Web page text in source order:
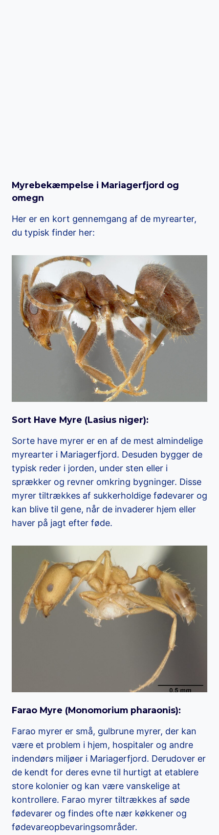
Myrebekæmpelse i Mariagerfjord og
omegn
Her er en kort gennemgang af de myrearter,
du typisk finder her:
Sort Have Myre (Lasius niger):
Sorte have myrer er en af de mest almindelige
myrearter i Mariagerfjord. Desuden bygger de
typisk reder i jorden, under sten eller i
sprækker og revner omkring bygninger. Disse
myrer tiltrækkes af sukkerholdige fødevarer og
kan blive til gene, når de invaderer hjem eller
haver på jagt efter føde.
Farao Myre (Monomorium pharaonis):
Farao myrer er små, gulbrune myrer, der kan
være et problem i hjem, hospitaler og andre
indendørs miljøer i Mariagerfjord. Derudover er
de kendt for deres evne til hurtigt at etablere
store kolonier og kan være vanskelige at
kontrollere. Farao myrer tiltrækkes af søde
fødevarer og findes ofte nær køkkener og
fødevareopbevaringsområder.